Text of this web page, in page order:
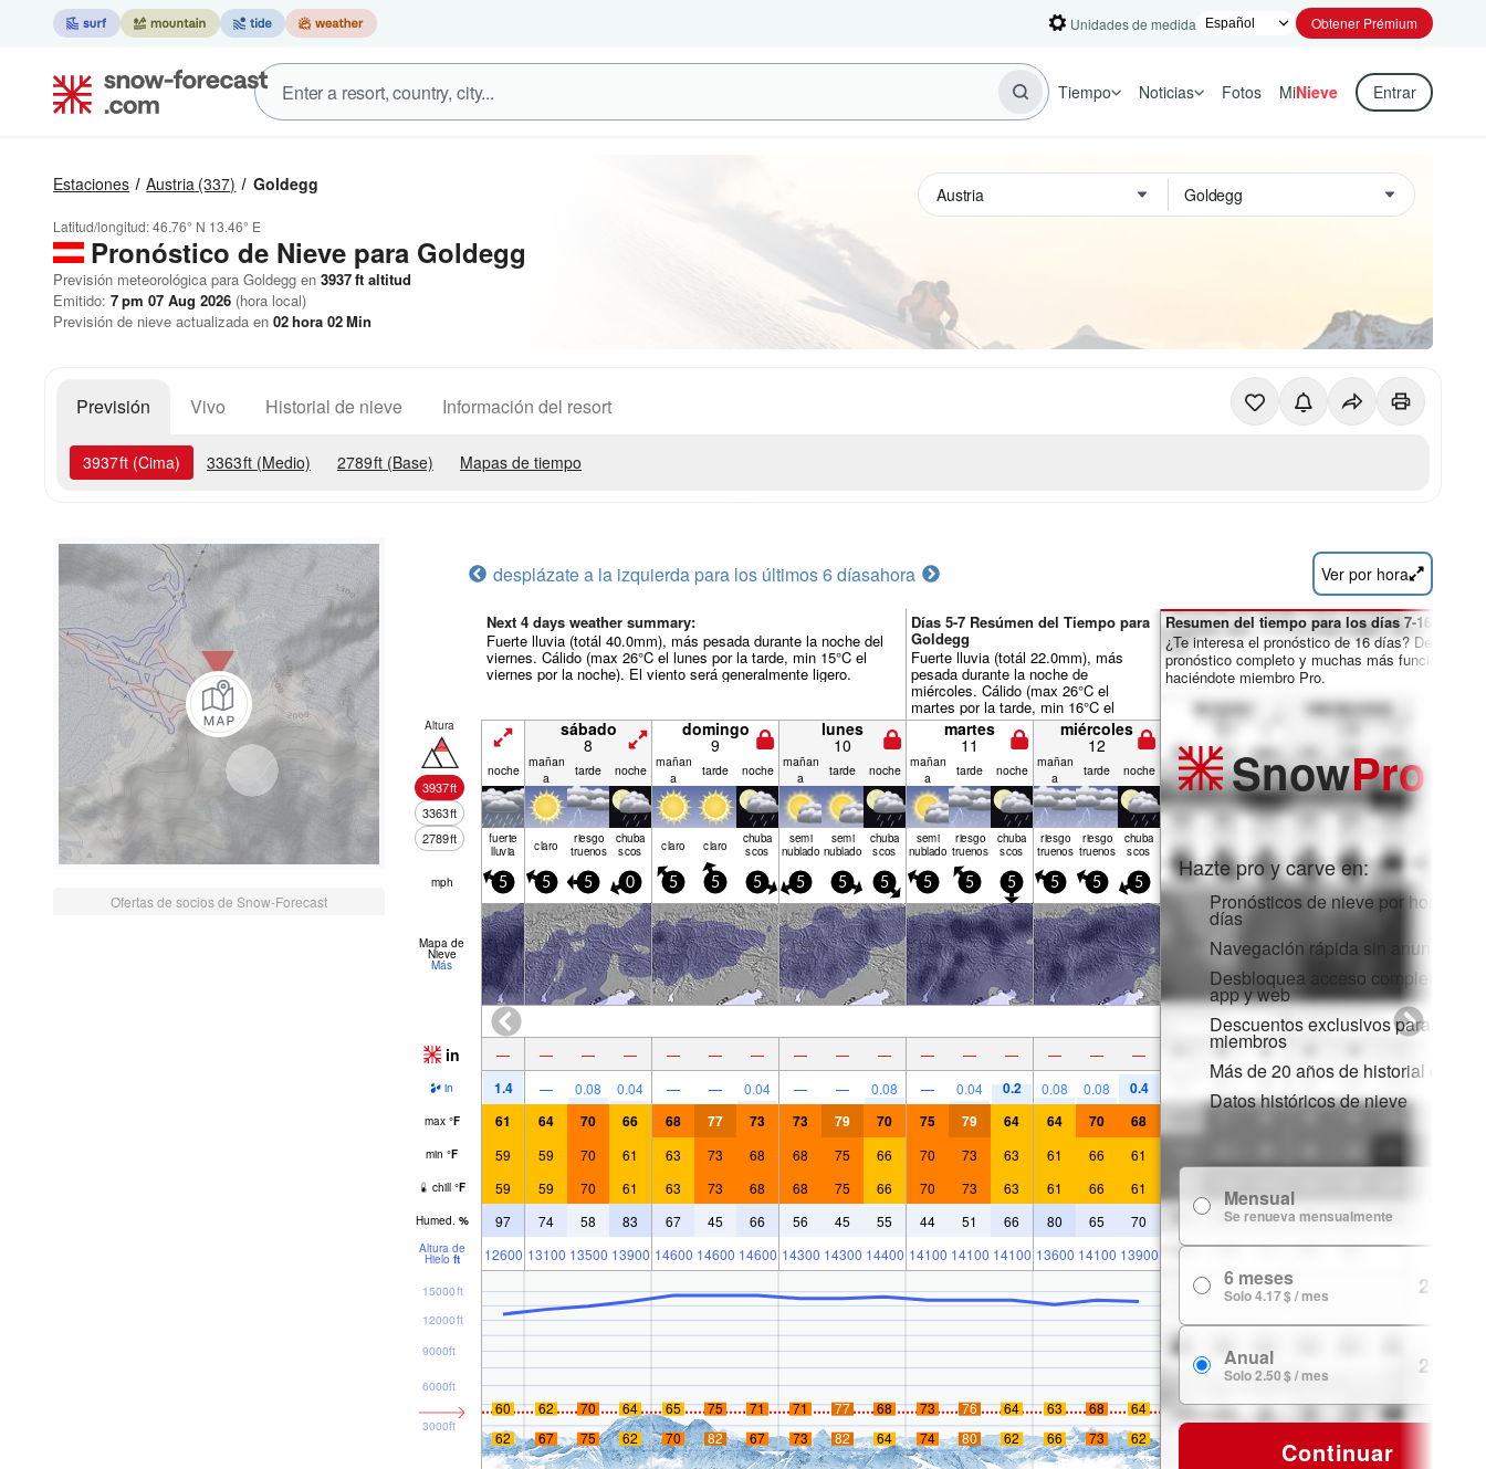
Unidades de medida Obtener Prémium
Tiempo Noticias Fotos MiNieve Entrar
Estaciones Austria (337) Goldegg
Latitud/longitud:46.76° N 13.46° E
Pronóstico de Nieve para Goldegg
Previsión meteorológica para Goldegg en 3937ft altitud
Emitido: 7 pm 07 Aug 2026 (hora local)
Previsión de nieve actualizada en 02hora 02Min
Previsión Vivo Historial de nieve Información del resort
3937ft (Cima) 3363ft (Medio) 2789ft (Base) Mapas de tiempo
Ofertas de socios de Snow-Forecast
desplázate a la izquierda para los últimos 6 díasahora Ver por hora
Next 4 days weather summary:
Fuerte lluvia (totál 40.0mm), más pesada durante la noche del
viernes. Cálido (max 26°C el lunes por la tarde, min 15°C el
viernes por la noche). El viento será generalmente ligero.
Días 5-7 Resúmen del Tiempo para
Goldegg
Fuerte lluvia (totál 22.0mm), más
pesada durante la noche de
miércoles. Cálido (max 26°C el
martes por la tarde, min 16°C el
miércoles por la mañana). El viento
será generalmente ligero.
Altura
3937ft
3363ft
2789ft
sábado
8
domingo
9
lunes
10
martes
11
miércoles
12
noche mañan
a
tarde noche mañan
a
tarde noche mañan
a
tarde noche mañan
a
tarde noche mañan
a
tarde noche
fuerte
lluvia claro riesgo
truenos
chuba
scos claro claro chuba
scos
semi
nublado
semi
nublado
chuba
scos
semi
nublado
riesgo
truenos
chuba
scos
riesgo
truenos
riesgo
truenos
chuba
scos
mph 5 5 5 0 5 5 5 5 5 5 5 5 5 5 5 5
Mapa de
Nieve
Más
in — — — — — — — — — — — — — — — —
in 1.4 — 0.08 0.04 — — 0.04 — — 0.08 — 0.04 0.2 0.08 0.08 0.4
max °F 61 64 70 66 68 77 73 73 79 70 75 79 64 64 70 68
min °F 59 59 70 61 63 73 68 68 75 66 70 73 63 61 66 61
chill °F 59 59 70 61 63 73 68 68 75 66 70 73 63 61 66 61
Humed. % 97 74 58 83 67 45 66 56 45 55 44 51 66 80 65 70
Altura de
Hielo ft 12600 13100 13500 13900 14600 14600 14600 14300 14300 14400 14100 14100 14100 13600 14100 13900
3000ft
6000ft
9000ft
12000ft
15000ft
60 62 70 64 65 75 71 71 77 68 73 76 64 63 68
64
62
67 75 62 70 82 67 73 82 64 74 80 62 66 73 62
Resumen del tiempo para los días 7-16:
¿Te interesa el pronóstico de 16 días?
pronóstico completo y muchas más funciones
haciéndote miembro Pro.
SnowPro
Hazte pro y carve en:
Pronósticos de nieve por horas y
días
Navegación rápida sin anuncios
Desbloquea acceso completo en la
app y web
Descuentos exclusivos para
miembros
Más de 20 años de historial de
Datos históricos de nieve
Mensual
Se renueva mensualmente
6 meses
Solo 4.17 $ / mes 24.99 $
Anual
Solo 2.50 $ / mes 29.99 $
Continuar